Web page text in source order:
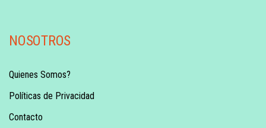
NOSOTROS
Quienes Somos?
Políticas de Privacidad
Contacto